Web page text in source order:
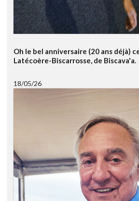
Oh le bel anniversaire (20 ans déjà)
Latécoère-Biscarrosse, de Biscava'a.
18/05/26